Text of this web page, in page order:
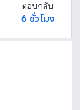
ตอบกลับ
6 ชั่วโมง